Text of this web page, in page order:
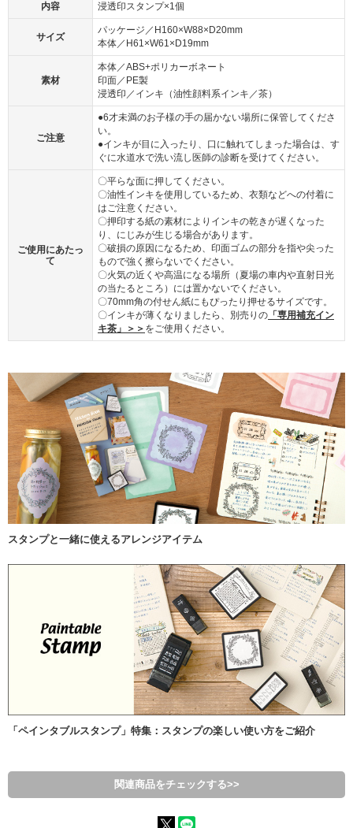
内容 浸透印スタンプ×1個
サイズ
パッケージ／H160×W88×D20mm
本体／H61×W61×D19mm
素材
本体／ABS+ポリカーボネート
印面／PE製
浸透印／インキ（油性顔料系インキ／茶）
ご注意
●6才未満のお子様の手の届かない場所に保管してくださ
い。
●インキが目に入ったり、口に触れてしまった場合は、す
ぐに水道水で洗い流し医師の診断を受けてください。
ご使用にあたっ
て
〇平らな面に押してください。
〇油性インキを使用しているため、衣類などへの付着に
はご注意ください。
〇押印する紙の素材によりインキの乾きが遅くなった
り、にじみが生じる場合があります。
〇破損の原因になるため、印面ゴムの部分を指や尖った
もので強く擦らないでください。
〇火気の近くや高温になる場所（夏場の車内や直射日光
の当たるところ）には置かないでください。
〇70mm角の付せん紙にもぴったり押せるサイズです。
〇インキが薄くなりましたら、別売りの 「専用補充イン
キ茶」＞＞ をご使用ください。
スタンプと一緒に使えるアレンジアイテム
「ペインタブルスタンプ」特集：スタンプの楽しい使い方をご紹介
関連商品をチェックする>>